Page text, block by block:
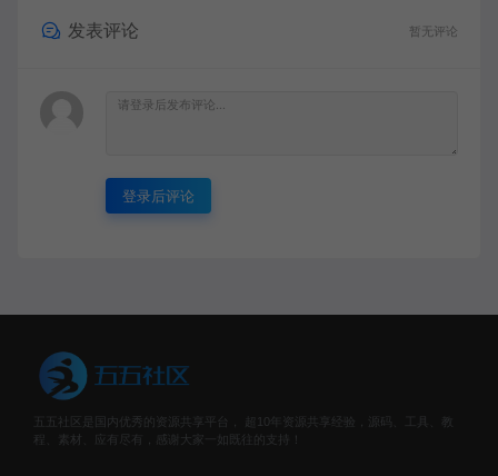
发表评论 暂无评论
登录后评论
五五社区是国内优秀的资源共享平台， 超10年资源共享经验，源码、工具、教
程、素材、应有尽有，感谢大家一如既往的支持！